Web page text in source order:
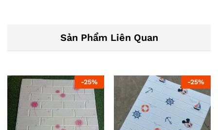
Sản Phẩm Liên Quan
-25% -25%